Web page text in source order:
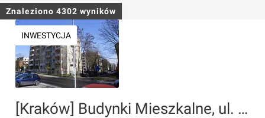
Znaleziono 4302 wyników
INWESTYCJA
[Kraków] Budynki Mieszkalne, ul. Grenadierów